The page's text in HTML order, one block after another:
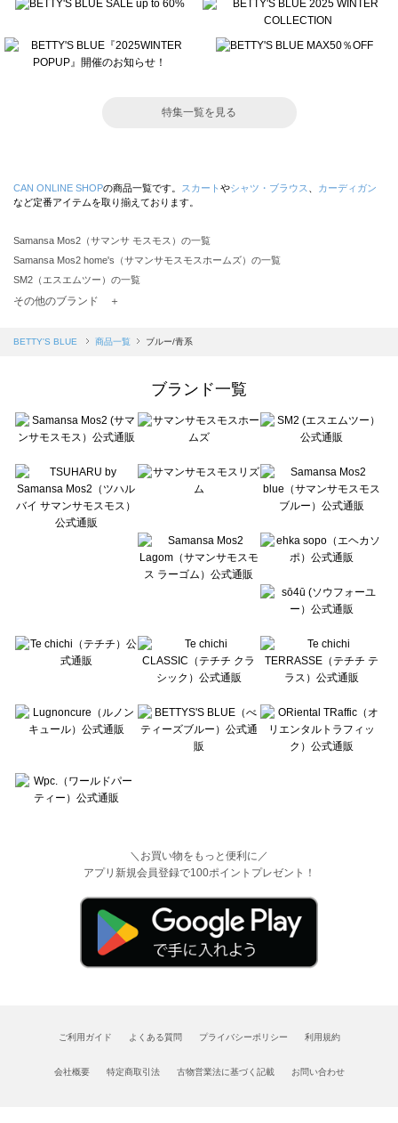
特集一覧を見る
CAN ONLINE SHOPの商品一覧です。 スカート やシャツ・ブラウス
カーディガン
など定番アイテムを取り揃えております。
Samansa Mos2（サマンサ モスモス）の一覧
Samansa Mos2 home's（サマンサモスモスホームズ）の一覧
SM2（エスエムツー）の一覧
TSUHARU by Samansa Mos2（ツハルバイサマンサモスモス）の一覧
Samansa Mos2 blue（サマンサモスモス ブルー）の一覧
Te chichi（テチチ）の一覧
Te chichi CLASSIC（テチチ クラシック）の一覧
Lugnoncure（ルノンキュール）の一覧
BETTY'S BLUE（べティーズブルー）の一覧
Wpc.（ワールドパーティー）の一覧
その他のブランド ＋
BETTY'S BLUE 商品一覧 ブルー/青系
ブランド一覧
＼お買い物をもっと便利に／
アプリ新規会員登録で100ポイントプレゼント！
ご利用ガイド よくある質問 プライバシーポリシー 利用規約
会社概要 特定商取引法 古物営業法に基づく記載 お問い合わせ